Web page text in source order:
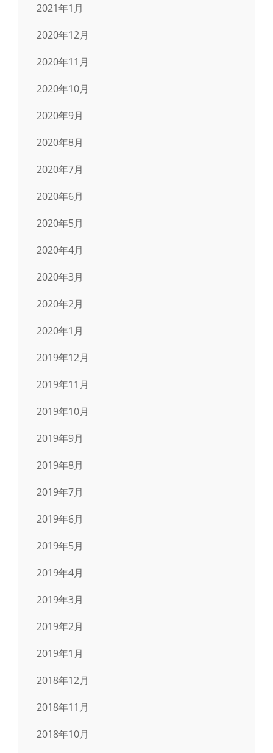
2021年1月
2020年12月
2020年11月
2020年10月
2020年9月
2020年8月
2020年7月
2020年6月
2020年5月
2020年4月
2020年3月
2020年2月
2020年1月
2019年12月
2019年11月
2019年10月
2019年9月
2019年8月
2019年7月
2019年6月
2019年5月
2019年4月
2019年3月
2019年2月
2019年1月
2018年12月
2018年11月
2018年10月